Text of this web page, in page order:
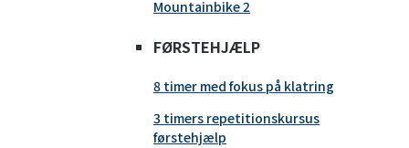
Mountainbike 2
FØRSTEHJÆLP
8 timer med fokus på klatring
3 timers repetitionskursus
førstehjælp